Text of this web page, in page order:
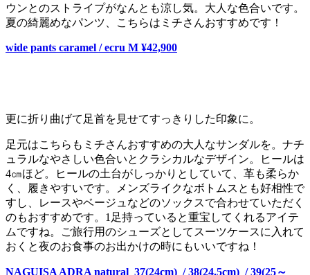
ウンとのストライプがなんとも涼し気。大人な色合いです。
夏の綺麗めなパンツ、こちらはミチさんおすすめです！
wide pants caramel / ecru M ¥42,900
更に折り曲げて足首を見せてすっきりした印象に。
足元はこちらもミチさんおすすめの大人なサンダルを。ナチ
ュラルなやさしい色合いとクラシカルなデザイン。ヒールは
4㎝ほど。ヒールの土台がしっかりとしていて、革も柔らか
く、履きやすいです。メンズライクなボトムスとも好相性で
すし、レースやベージュなどのソックスで合わせていただく
のもおすすめです。1足持っていると重宝してくれるアイテ
ムですね。ご旅行用のシューズとしてスーツケースに入れて
おくと夜のお食事のお出かけの時にもいいですね！
NAGUISA ADRA natural 37(24cm) / 38(24.5cm) / 39(25～